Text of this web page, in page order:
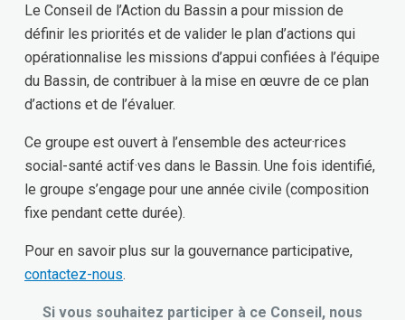
Le Conseil de l’Action du Bassin a pour mission de
définir les priorités et de valider le plan d’actions qui
opérationnalise les missions d’appui confiées à l’équipe
du Bassin, de contribuer à la mise en œuvre de ce plan
d’actions et de l’évaluer.
Ce groupe est ouvert à l’ensemble des acteur·rices
social-santé actif·ves dans le Bassin. Une fois identifié,
le groupe s’engage pour une année civile (composition
fixe pendant cette durée).
Pour en savoir plus sur la gouvernance participative,
contactez-nous.
Si vous souhaitez participer à ce Conseil, nous